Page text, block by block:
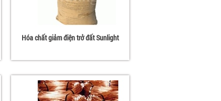
Hóa chất giảm điện trở đất Sunlight